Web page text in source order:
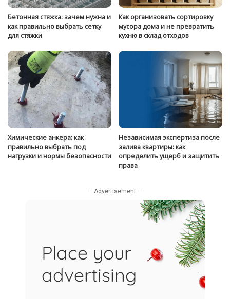
Бетонная стяжка: зачем нужна и
как правильно выбрать сетку
для стяжки
Как организовать сортировку
мусора дома и не превратить
кухню в склад отходов
Химические анкера: как
правильно выбрать под
нагрузки и нормы безопасности
Независимая экспертиза после
залива квартиры: как
определить ущерб и защитить
права
— Advertisement —